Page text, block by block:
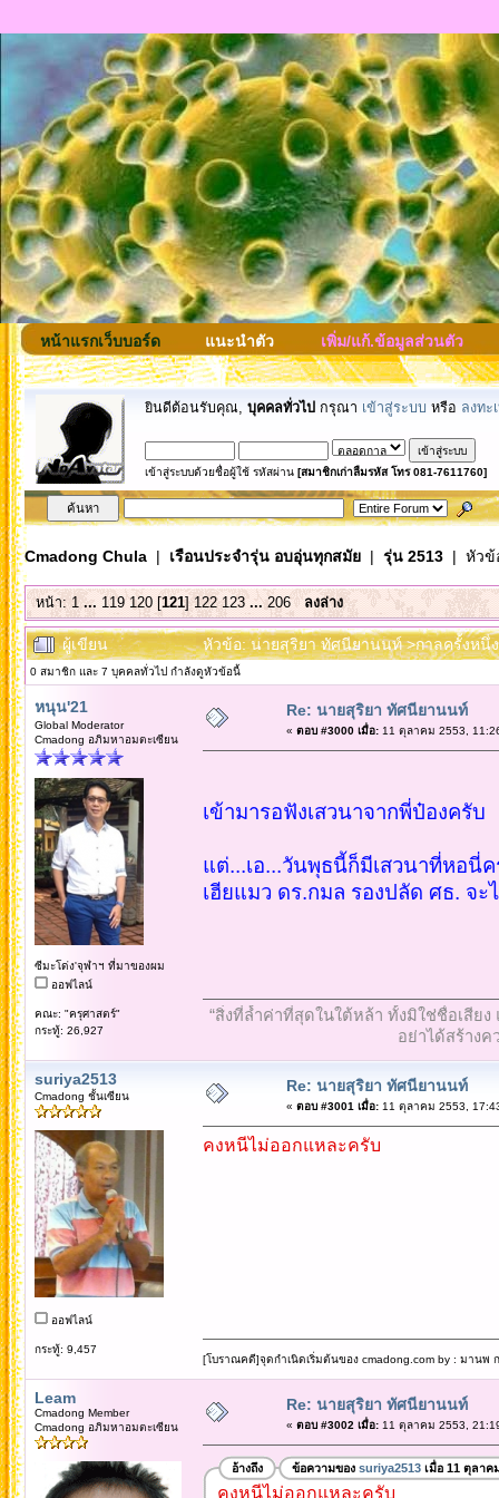
หน้าแรกเว็บบอร์ด แนะนำตัว เพิ่ม/แก้.ข้อมูลส่วนตัว
ยินดีต้อนรับคุณ, บุคคลทั่วไป กรุณา เข้าสู่ระบบ หรือ ลงทะ
เข้าสู่ระบบด้วยชื่อผู้ใช้ รหัสผ่าน [สมาชิกเก่าลืมรหัส โทร 081-7611760]
Cmadong Chula| เรือนประจำรุ่น อบอุ่นทุกสมัย| รุ่น 2513| หัวข้
หน้า:1 ... 119 120[121]122 123 ...206 ลงล่าง
ผู้เขียน หัวข้อ: นายสุริยา ทัศนียานนท์ >กาลครั้งหนึ่
0 สมาชิก และ 7 บุคคลทั่วไป กำลังดูหัวข้อนี้
หนุน'21
Global Moderator
Cmadong อภิมหาอมตะเซียน
ซีมะโด่ง'จุฬาฯ ที่มาของผม
ออฟไลน์
คณะ: "ครุศาสตร์"
กระทู้: 26,927
Re: นายสุริยา ทัศนียานนท์
« ตอบ #3000 เมื่อ:11 ตุลาคม 2553,
เข้ามารอฟังเสวนาจากพี่ป๋องครับ
แต่...เอ...วันพุธนี้ก็มีเสวนาที่หอนี่
เฮียแมว ดร.กมล รองปลัด ศธ. จ
“สิ่งที่ล้ำค่าที่สุดในใต้หล้า ทั้งมิใช่ชื่อเสีย
อย่าได้สร้างค
suriya2513
Cmadong ชั้นเซียน
ออฟไลน์
กระทู้: 9,457
Re: นายสุริยา ทัศนียานนท์
« ตอบ #3001 เมื่อ:11 ตุลาคม 2553,
คงหนีไม่ออกแหละครับ
[โบราณคดี]จุดกำเนิดเริ่มต้นของ cmadong.com by : มานพ
Leam
Cmadong Member
Cmadong อภิมหาอมตะเซียน
Re: นายสุริยา ทัศนียานนท์
« ตอบ #3002 เมื่อ:11 ตุลาคม 2553,
อ้างถึง ข้อความของ suriya2513เมื่อ 11 ตุลาค
คงหนีไม่ออกแหละครับ